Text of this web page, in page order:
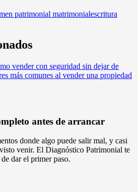
patrimonial matrimonialescritura
vender con seguridad sin dejar de
más comunes al vender una propiedad
antes de arrancar
donde algo puede salir mal, y casi
venir. El Diagnóstico Patrimonial te
dar el primer paso.